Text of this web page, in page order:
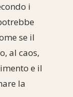
i
se il
al caos,
e il
la